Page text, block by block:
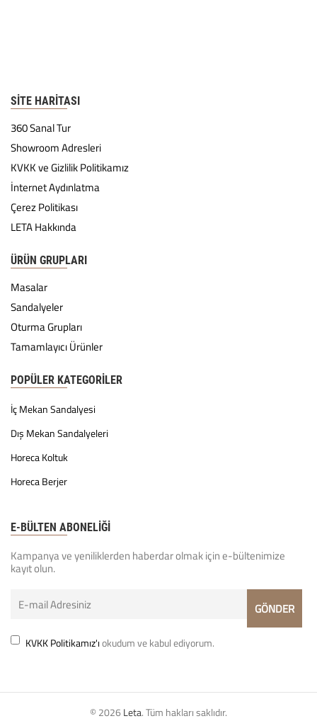
SITE HARITASI
360 Sanal Tur
Showroom Adresleri
KVKK ve Gizlilik Politikamız
İnternet Aydınlatma
Çerez Politikası
LETA Hakkında
ÜRÜN GRUPLARI
Masalar
Sandalyeler
Oturma Grupları
Tamamlayıcı Ürünler
POPÜLER KATEGORILER
İç Mekan Sandalyesi
Dış Mekan Sandalyeleri
Horeca Koltuk
Horeca Berjer
E-BÜLTEN ABONELİĞİ
Kampanya ve yeniliklerden haberdar olmak için e-bültenimize
kayıt olun.
KVKK Politikamız'ıokudum ve kabul ediyorum.
© 2026 Leta. Tüm hakları saklıdır.